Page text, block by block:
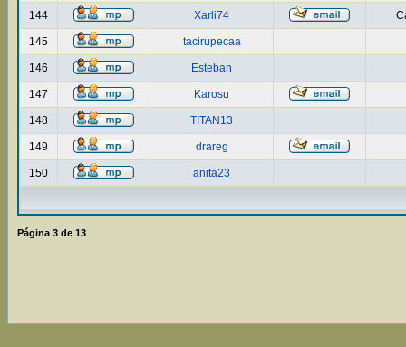
144 Xarli74
145 tacirupecaa
146 Esteban
147 Karosu
148 TITAN13
149 drareg
150 anita23
Página 3 de 13